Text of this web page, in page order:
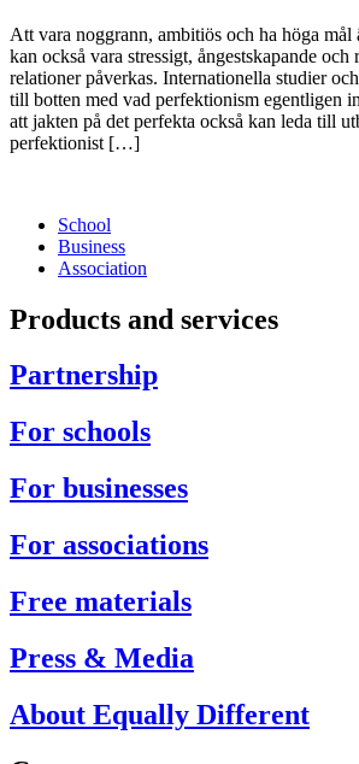
Att vara noggrann, ambitiös och ha höga mål
kan också vara stressigt, ångestskapande och
relationer påverkas. Internationella studier
till botten med vad perfektionism egentligen
att jakten på det perfekta också kan leda till
perfektionist […]
School
Business
Association
Products and services
Partnership
For schools
For businesses
For associations
Free materials
Press & Media
About Equally Different